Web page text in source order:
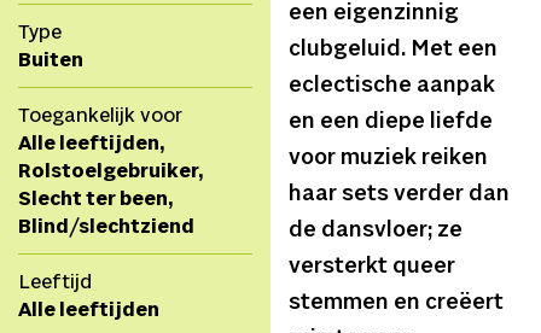
Type
Buiten
Toegankelijk voor
Alle leeftijden,
Rolstoelgebruiker,
Slecht ter been,
Blind/slechtziend
Leeftijd
Alle leeftijden
een eigenzinnig
clubgeluid. Met een
eclectische aanpak
en een diepe liefde
voor muziek reiken
haar sets verder dan
de dansvloer; ze
versterkt queer
stemmen en creëert